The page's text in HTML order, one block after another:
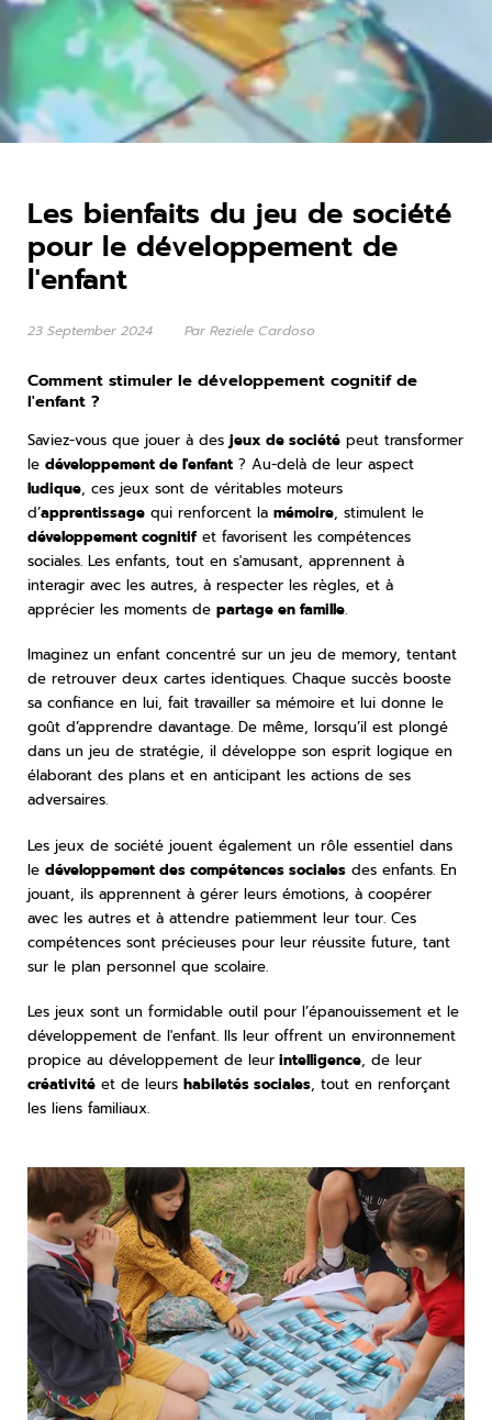
Les bienfaits du jeu de société
pour le développement de
l'enfant
23 September 2024 Par Reziele Cardoso
Comment stimuler le développement cognitif de
l'enfant ?
Saviez-vous que jouer à des jeux de société peut transformer
le développement de l'enfant ? Au-delà de leur aspect
ludique, ces jeux sont de véritables moteurs
d’apprentissage qui renforcent la mémoire, stimulent le
développement cognitif et favorisent les compétences
sociales. Les enfants, tout en s'amusant, apprennent à
interagir avec les autres, à respecter les règles, et à
apprécier les moments de partage en famille.
Imaginez un enfant concentré sur un jeu de memory, tentant
de retrouver deux cartes identiques. Chaque succès booste
sa confiance en lui, fait travailler sa mémoire et lui donne le
goût d’apprendre davantage. De même, lorsqu’il est plongé
dans un jeu de stratégie, il développe son esprit logique en
élaborant des plans et en anticipant les actions de ses
adversaires.
Les jeux de société jouent également un rôle essentiel dans
le développement des compétences sociales des enfants. En
jouant, ils apprennent à gérer leurs émotions, à coopérer
avec les autres et à attendre patiemment leur tour. Ces
compétences sont précieuses pour leur réussite future, tant
sur le plan personnel que scolaire.
Les jeux sont un formidable outil pour l’épanouissement et le
développement de l'enfant. Ils leur offrent un environnement
propice au développement de leur intelligence, de leur
créativité et de leurs habiletés sociales, tout en renforçant
les liens familiaux.